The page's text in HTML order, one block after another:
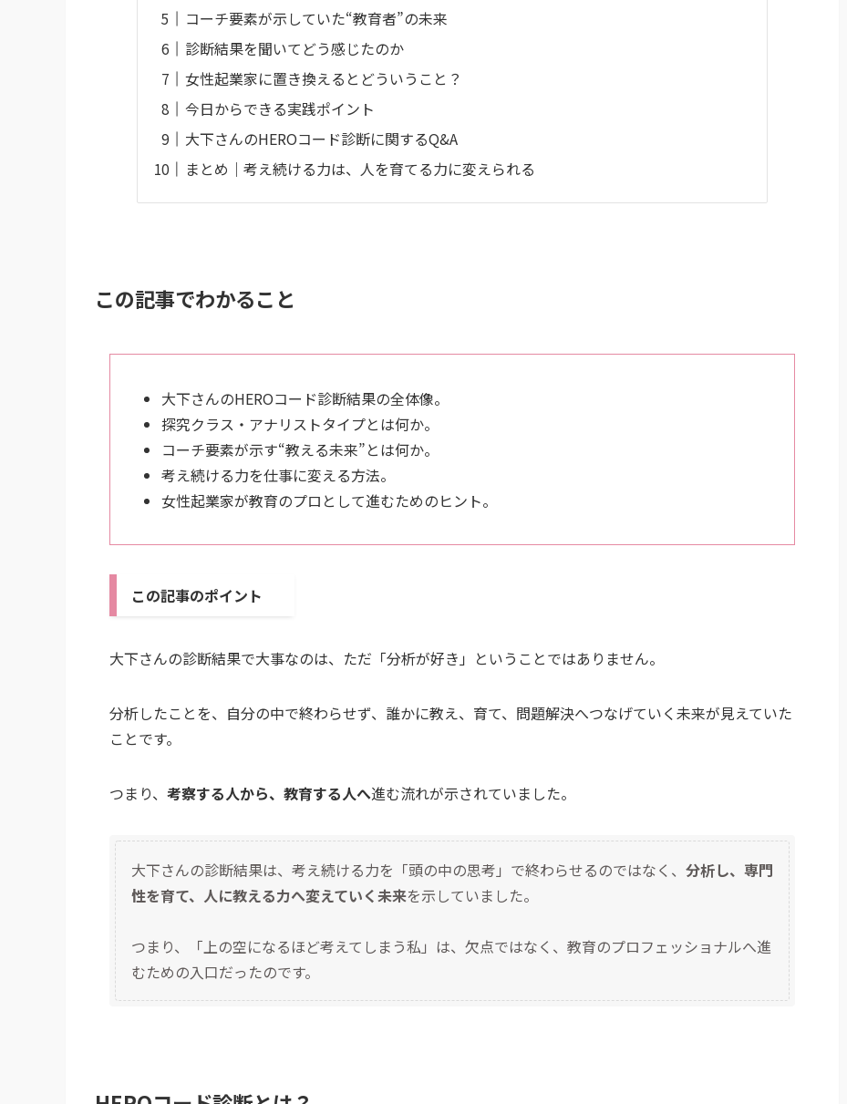
コーチ要素が示していた“教育者”の未来
診断結果を聞いてどう感じたのか
女性起業家に置き換えるとどういうこと？
今日からできる実践ポイント
大下さんのHEROコード診断に関するQ&A
まとめ｜考え続ける力は、人を育てる力に変えられる
この記事でわかること
大下さんのHEROコード診断結果の全体像。
探究クラス・アナリストタイプとは何か。
コーチ要素が示す“教える未来”とは何か。
考え続ける力を仕事に変える方法。
女性起業家が教育のプロとして進むためのヒント。
この記事のポイント
大下さんの診断結果で大事なのは、ただ「分析が好き」ということではありません。
分析したことを、自分の中で終わらせず、誰かに教え、育て、問題解決へつなげていく未来が見えていた
ことです。
つまり、 考察する人から、教育する人へ進む流れが示されていました。
大下さんの診断結果は、考え続ける力を「頭の中の思考」で終わらせるのではなく、 分析し、専門
性を育て、人に教える力へ変えていく未来を示していました。
つまり、「上の空になるほど考えてしまう私」は、欠点ではなく、教育のプロフェッショナルへ進
むための入口だったのです。